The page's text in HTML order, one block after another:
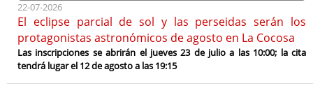
22-07-2026
El eclipse parcial de sol y las perseidas serán los
protagonistas astronómicos de agosto en La Cocosa
Las inscripciones se abrirán el jueves 23 de julio a las 10:00; la cita
tendrá lugar el 12 de agosto a las 19:15